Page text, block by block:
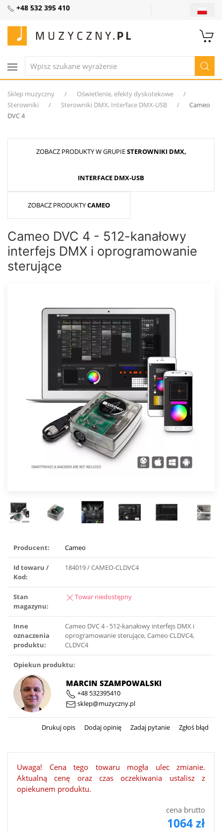
+48 532 395 410
Sklep muzyczny
Oświetlenie, efekty dyskotekowe
Sterowniki
Sterowniki DMX, Interface DMX-USB
Cameo
DVC 4
ZOBACZ PRODUKTY W GRUPIESTEROWNIKI DMX,
INTERFACE DMX-USB
ZOBACZ PRODUKTYCAMEO
Cameo DVC 4 - 512-kanałowy
interfejs DMX i oprogramowanie
sterujące
Producent: Cameo
Id towaru /
Kod:
184019 / CAMEO-CLDVC4
Stan
magazynu:
Towar niedostępny
Inne
oznaczenia
produktu:
Cameo DVC 4 - 512-kanałowy interfejs DMX i
oprogramowanie sterujące, Cameo CLDVC4,
CLDVC4
Opiekun produktu:
MARCIN SZAMPOWALSKI
+48 532395410
sklep@muzyczny.pl
Drukuj opis Dodaj opinię Zadaj pytanie Zgłoś błąd
Uwaga! Cena tego towaru mogła ulec zmianie.
Aktualną cenę oraz czas oczekiwania ustalisz z
opiekunem produktu.
cena brutto
1064 zł